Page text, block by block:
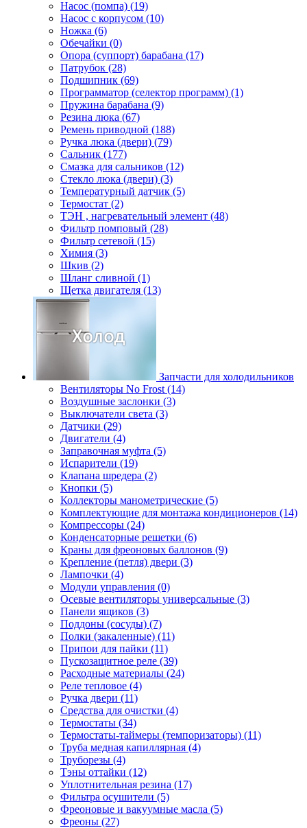
Насос (помпа) (19)
Насос c корпусом (10)
Ножка (6)
Обечайки (0)
Опора (суппорт) барабана (17)
Патрубок (28)
Подшипник (69)
Программатор (селектор программ) (1)
Пружина барабана (9)
Резина люка (67)
Ремень приводной (188)
Ручка люка (двери) (79)
Сальник (177)
Смазка для сальников (12)
Стекло люка (двери) (3)
Температурный датчик (5)
Термостат (2)
ТЭН , нагревательный элемент (48)
Фильтр помповый (28)
Фильтр сетевой (15)
Химия (3)
Шкив (2)
Шланг сливной (1)
Щетка двигателя (13)
Запчасти для холодильников
Вентиляторы No Frost (14)
Воздушные заслонки (3)
Выключатели света (3)
Датчики (29)
Двигатели (4)
Заправочная муфта (5)
Испарители (19)
Клапана шредера (2)
Кнопки (5)
Коллекторы манометрические (5)
Комплектующие для монтажа кондиционеров (14)
Компрессоры (24)
Конденсаторные решетки (6)
Краны для фреоновых баллонов (9)
Крепление (петля) двери (3)
Лампочки (4)
Модули управления (0)
Осевые вентиляторы универсальные (3)
Панели ящиков (3)
Поддоны (сосуды) (7)
Полки (закаленные) (11)
Припои для пайки (11)
Пускозащитное реле (39)
Расходные материалы (24)
Реле тепловое (4)
Ручка двери (11)
Средства для очистки (4)
Термостаты (34)
Термостаты-таймеры (темпоризаторы) (11)
Труба медная капиллярная (4)
Труборезы (4)
Тэны оттайки (12)
Уплотнительная резина (17)
Фильтра осушители (5)
Фреоновые и вакуумные масла (5)
Фреоны (27)